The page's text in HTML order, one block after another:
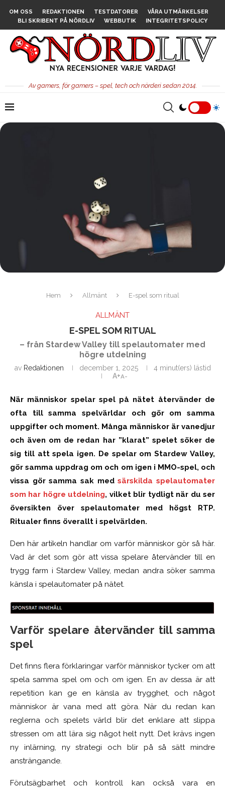
OM OSS REDAKTIONEN TESTDATORER
VÅRA UTMÄRKELSER
BLI SKRIBENT PÅ NÖRDLIV
WEBBUTIK INTEGRITETSPOLICY
Av gamers, för gamers – spel, tech och nörderi sedan 2014.
Hem Allmänt E-spel som ritual
ALLMÄNT
E-SPEL SOM RITUAL
– från Stardew Valley till spelautomater med
högre utdelning
av Redaktionen december 1, 2025
4 minut(ers) lästid
A+A-
När människor spelar spel på nätet återvänder de
ofta till samma spelvärldar och gör om samma
uppgifter och moment. Många människor är vanedjur
och även om de redan har ”klarat” spelet söker de
sig till att spela igen. De spelar om Stardew Valley,
gör samma uppdrag om och om igen i MMO-spel, och
vissa gör samma sak medsärskilda spelautomater
som har högre utdelning, vilket blir tydligt när du ser
översikten över spelautomater med högst RTP.
Ritualer finns överallt i spelvärlden.
Den här artikeln handlar om varför människor gör så här.
Vad är det som gör att vissa spelare återvänder till en
trygg farm i Stardew Valley, medan andra söker samma
känsla i spelautomater på nätet.
Varför spelare återvänder till samma
spel
Det finns flera förklaringar varför människor tycker om att
spela samma spel om och om igen. En av dessa är att
repetition kan ge en känsla av trygghet, och något
människor är vana med att göra. När du redan kan
reglerna och spelets värld blir det enklare att slippa
stressen om att lära sig något helt nytt. Det krävs ingen
ny inlärning, ny strategi och blir på så sätt mindre
ansträngande.
Förutsägbarhet och kontroll kan också vara en